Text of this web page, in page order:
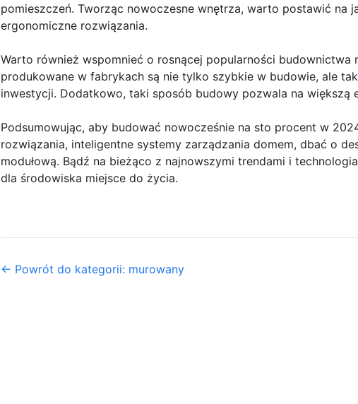
pomieszczeń. Tworząc nowoczesne wnętrza, warto postawić na
ergonomiczne rozwiązania.
Warto również wspomnieć o rosnącej popularności budownictwa
produkowane w fabrykach są nie tylko szybkie w budowie, ale
inwestycji. Dodatkowo, taki sposób budowy pozwala na większą
Podsumowując, aby budować nowocześnie na sto procent w
rozwiązania, inteligentne systemy zarządzania domem, dbać o
modułową. Bądź na bieżąco z najnowszymi trendami i
dla środowiska miejsce do życia.
← Powrót do kategorii: murowany